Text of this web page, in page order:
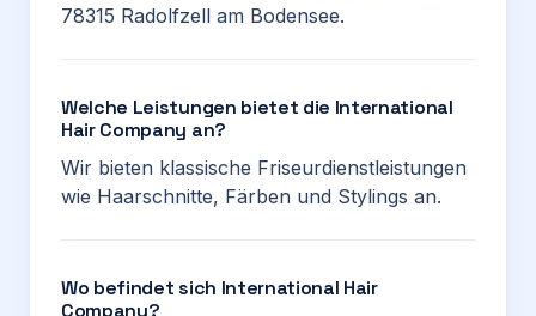
78315 Radolfzell am Bodensee.
Welche Leistungen bietet die International
Hair Company an?
Wir bieten klassische Friseurdienstleistungen
wie Haarschnitte, Färben und Stylings an.
Wo befindet sich International Hair
Company?